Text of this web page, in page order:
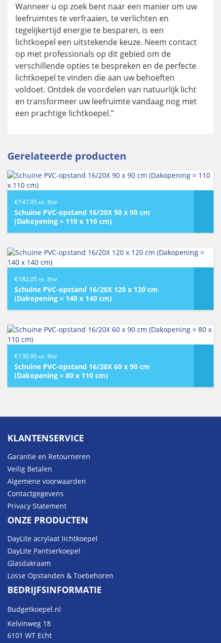
Wanneer u op zoek bent naar een manier om uw
leefruimtes te verfraaien, te verlichten en
tegelijkertijd energie te besparen, is een
lichtkoepel een uitstekende keuze. Neem contact
op met professionals op dit gebied om de
verschillende opties te bespreken en de perfecte
lichtkoepel te vinden die aan uw behoeften
voldoet. Ontdek de voordelen van natuurlijk licht
en transformeer uw leefruimte vandaag nog met
een prachtige lichtkoepel.”
Gerelateerde producten
€147,95 ex. Btw
Schuine PVC-opstand 16/20X 90 x 90 cm
(Dakopening = 110 x 110 cm)
€182,05 ex. Btw
Schuine PVC-opstand 16/20X 120 x 120 cm
(Dakopening = 140 x 140 cm)
€130,90 ex. Btw
Schuine PVC-opstand 16/20X 60 x 90 cm
(Dakopening = 80 x 110 cm)
KLANTENSERVICE
Garantie en Retourneren
Veilig Betalen
Algemene voorwaarden
Contactgegevens
Privacy Statement
ONZE PRODUCTEN
DayLite acrylaat lichtkoepel
DayLite Pantserkoepel
Glasdakraam
Losse Opstanden & Toebehoren
BEDRIJFSINFORMATIE
Budgetkoepel.nl
Kelvinweg 18
6101 WT Echt